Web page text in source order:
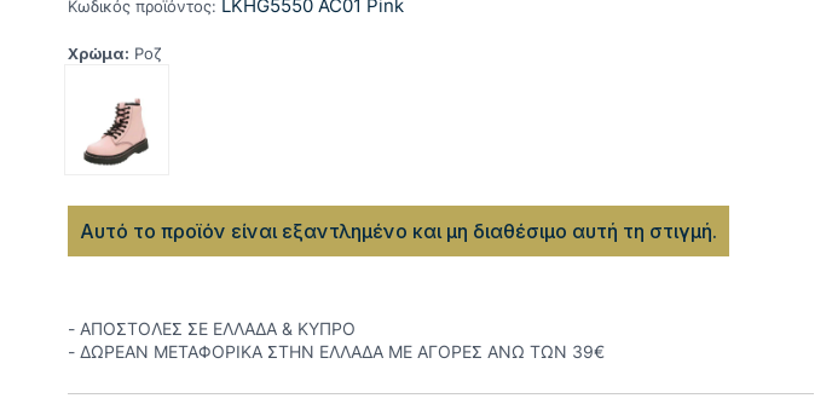
Κωδικός προϊόντος: LKHG5550 AC01 Pink
Χρώμα: Ροζ
Αυτό το προϊόν είναι εξαντλημένο και μη διαθέσιμο αυτή τη στιγμή.
- ΑΠΟΣΤΟΛΕΣ ΣΕ ΕΛΛΑΔΑ & ΚΥΠΡΟ
- ΔΩΡΕΑΝ ΜΕΤΑΦΟΡΙΚΑ ΣΤΗΝ ΕΛΛΑΔΑ ΜΕ ΑΓΟΡΕΣ ΑΝΩ ΤΩΝ 39€